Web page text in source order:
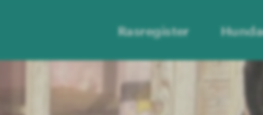
Rasregister